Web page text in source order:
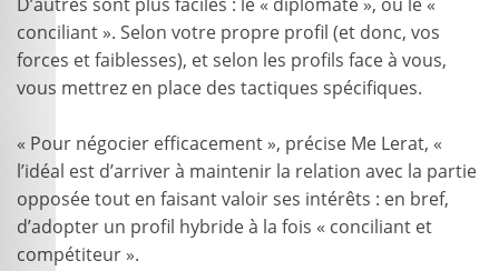
conciliant ». Selon votre propre profil (et donc, vos
forces et faiblesses), et selon les profils face à vous,
vous mettrez en place des tactiques spécifiques.
« Pour négocier efficacement », précise Me Lerat, «
l’idéal est d’arriver à maintenir la relation avec la partie
opposée tout en faisant valoir ses intérêts : en bref,
d’adopter un profil hybride à la fois « conciliant et
compétiteur ».